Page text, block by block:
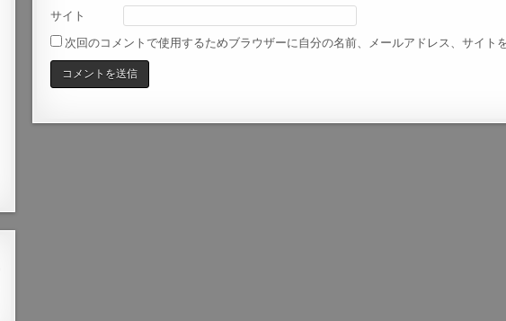
サイト
次回のコメントで使用するためブラウザーに自分の名前、メールアドレス、サイト